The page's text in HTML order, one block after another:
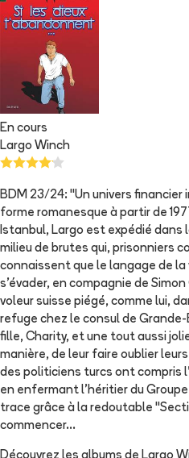
En cours
Largo Winch
BDM 23/24: "Un univers financier
forme romanesque à partir de
Istanbul, Largo est expédié dans
milieu de brutes qui, prisonniers
connaissent que le langage de
s'évader, en compagnie de
voleur suisse piégé, comme lui,
refuge chez le consul de
fille, Charity, et une tout aussi
manière, de leur faire oublier
des politiciens turcs ont compris
en enfermant l'héritier du
trace grâce à la redoutable
commencer...